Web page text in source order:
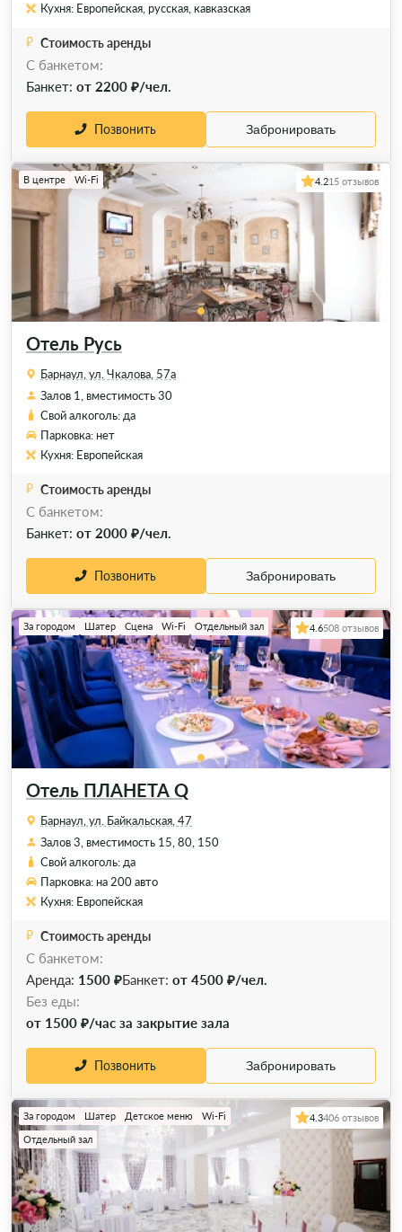
Кухня: Европейская, русская, кавказская
Стоимость аренды
C банкетом:
Банкет: от 2200 ₽/чел.
Позвонить Забронировать
Отель Русь
В центре Wi-Fi 4.215 отзывов
Барнаул, ул. Чкалова, 57а
Залов 1, вместимость 30
Свой алкоголь: да
Парковка: нет
Кухня: Европейская
Стоимость аренды
C банкетом:
Банкет: от 2000 ₽/чел.
Позвонить Забронировать
Отель ПЛАНЕТА Q
За городом Шатер Сцена Wi-Fi Отдельный зал 4.6508 отзывов
Барнаул, ул. Байкальская, 47
Залов 3, вместимость 15, 80, 150
Свой алкоголь: да
Парковка: на 200 авто
Кухня: Европейская
Стоимость аренды
С банкетом:
Аренда: 1500 ₽Банкет: от 4500 ₽/чел.
Без еды:
от 1500 ₽/час за закрытие зала
Позвонить Забронировать
За городом Шатер Детское меню
Wi-Fi
Отдельный зал
4.3406 отзывов